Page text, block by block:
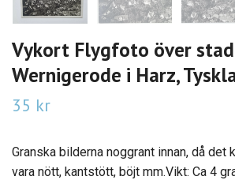
Vykort Flygfoto över
Wernigerode i Harz,
35 kr
Granska bilderna noggrant innan, då det
vara nött, kantstött, böjt mm.Vikt: Ca 4